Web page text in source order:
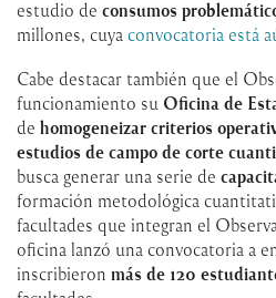
estudio de consumos
millones, cuya convocatoria está
Cabe destacar también que el
funcionamiento su Oficina de
de homogeneizar criterios
estudios de campo de corte
busca generar una serie de
formación metodológica
facultades que integran el
oficina lanzó una convocatoria a
inscribieron más de 120